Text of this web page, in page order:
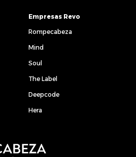
Empresas Revo
Rompecabeza
Mind
Soul
The Label
Deepcode
Hera